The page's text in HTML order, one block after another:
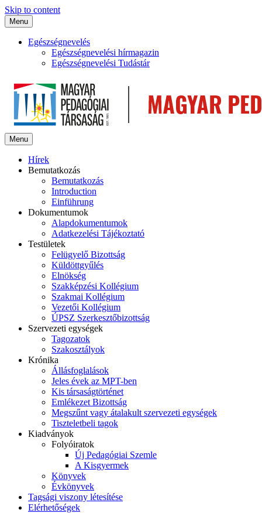
Skip to content
Menu
Egészségnevelés
Egészségnevelési hírmagazin
Egészségnevelési Tudástár
Menu
Hírek
Bemutatkozás
Bemutatkozás
Introduction
Einführung
Dokumentumok
Alapdokumentumok
Adatkezelési Tájékoztató
Testületek
Felügyelő Bizottság
Küldöttgyűlés
Elnökség
Szakképzési Kollégium
Szakmai Kollégium
Vezetői Kollégium
ÚPSZ Szerkesztőbizottság
Szervezeti egységek
Tagozatok
Szakosztályok
Krónika
Állásfoglalások
Jeles évek az MPT-ben
Kis társaságtörténet
Emlékezet Bizottság
Megszűnt vagy átalakult szervezeti egységek
Tiszteletbeli tagok
Kiadványok
Folyóiratok
Új Pedagógiai Szemle
A Kisgyermek
Könyvek
Évkönyvek
Tagsági viszony létesítése
Elérhetőségek